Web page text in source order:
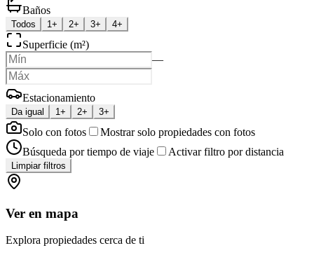
Baños
Todos 1+ 2+ 3+ 4+
Superficie (m²)
—
Estacionamiento
Da igual 1+ 2+ 3+
Solo con fotos
Mostrar solo propiedades con fotos
Búsqueda por tiempo de viaje
Activar filtro por distancia
Limpiar filtros
Ver en mapa
Explora propiedades cerca de ti